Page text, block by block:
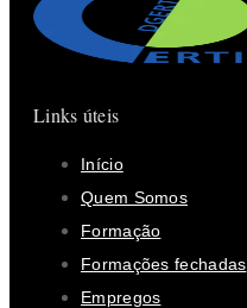
Links úteis
Início
Quem Somos
Formação
Formações fechadas
Empregos